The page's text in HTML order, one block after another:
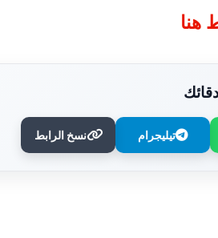
هنا
تيليجرام نسخ الرابط
مصر تواجه الصين في ربع نهائي بطولة